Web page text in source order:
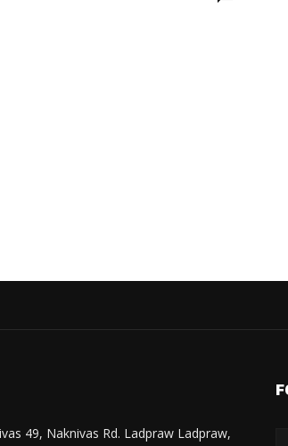
49, Naknivas Rd. Ladpraw Ladpraw,